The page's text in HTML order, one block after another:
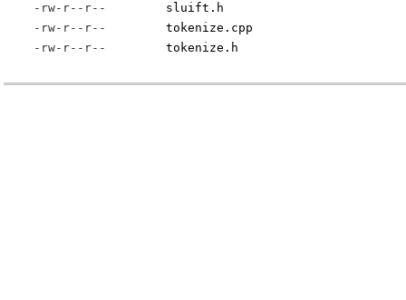
-rw-r--r--
sluift.h
-rw-r--r--
tokenize.cpp
-rw-r--r--
tokenize.h